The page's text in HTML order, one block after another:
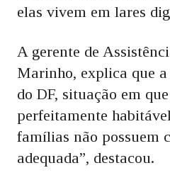
elas vivem em lares
A gerente de
Marinho, explica que
do DF, situação em
perfeitamente
famílias não possuem
adequada”, destacou.